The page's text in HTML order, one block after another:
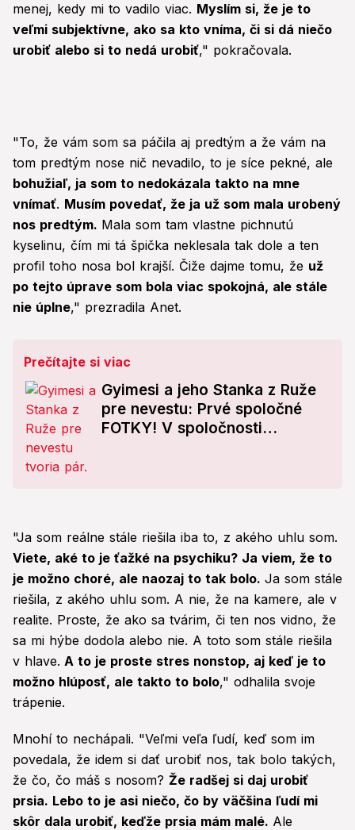
menej, kedy mi to vadilo viac. Myslím si, že je to
veľmi subjektívne, ako sa kto vníma, či si dá niečo
urobiť alebo si to nedá urobiť," pokračovala.
"To, že vám som sa páčila aj predtým a že vám na
tom predtým nose nič nevadilo, to je síce pekné, ale
bohužiaľ, ja som to nedokázala takto na mne
vnímať. Musím povedať, že ja už som mala urobený
nos predtým. Mala som tam vlastne pichnutú
kyselinu, čím mi tá špička neklesala tak dole a ten
profil toho nosa bol krajší. Čiže dajme tomu, že už
po tejto úprave som bola viac spokojná, ale stále
nie úplne," prezradila Anet.
Prečítajte si viac
Gyimesi a jeho Stanka z Ruže
pre nevestu: Prvé spoločné
FOTKY! V spoločnosti
"Ja som reálne stále riešila iba to, z akého uhlu som.
Viete, aké to je ťažké na psychiku? Ja viem, že to
je možno choré, ale naozaj to tak bolo. Ja som stále
riešila, z akého uhlu som. A nie, že na kamere, ale v
realite. Proste, že ako sa tvárim, či ten nos vidno, že
sa mi hýbe dodola alebo nie. A toto som stále riešila
v hlave. A to je proste stres nonstop, aj keď je to
možno hlúposť, ale takto to bolo," odhalila svoje
trápenie.
Mnohí to nechápali. "Veľmi veľa ľudí, keď som im
povedala, že idem si dať urobiť nos, tak bolo takých,
že čo, čo máš s nosom? Že radšej si daj urobiť
prsia. Lebo to je asi niečo, čo by väčšina ľudí mi
skôr dala urobiť, keďže prsia mám malé. Ale